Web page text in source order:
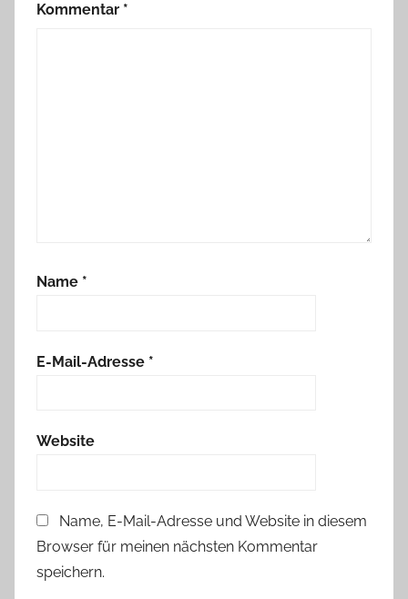
Kommentar *
Name *
E-Mail-Adresse *
Website
Name, E-Mail-Adresse und Website in diesem
Browser für meinen nächsten Kommentar
speichern.